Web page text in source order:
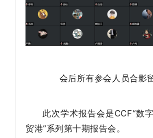
会后所有参会人员合影
此次学术报告会是CCF“数
贸港”系列第十期报告会。